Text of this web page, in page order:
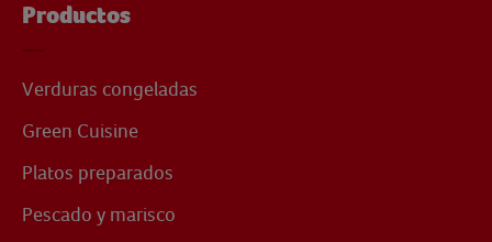
Productos
Verduras congeladas
Green Cuisine
Platos preparados
Pescado y marisco